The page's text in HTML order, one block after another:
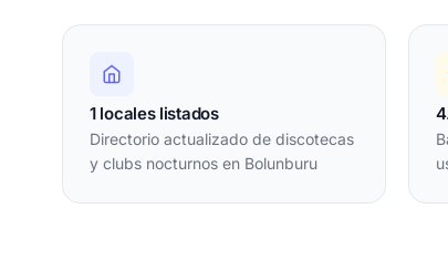
1 locales listados
Directorio actualizado de discotecas
y clubs nocturnos en Bolunburu